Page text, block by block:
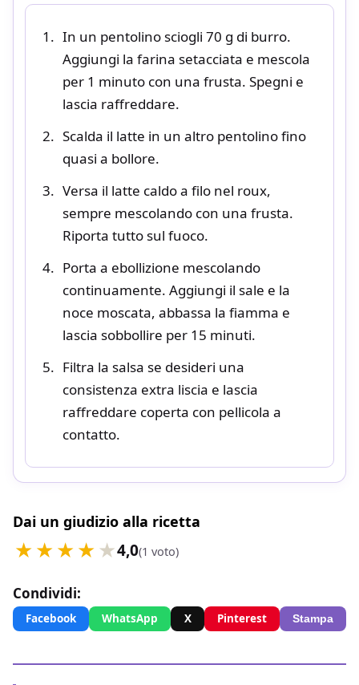
In un pentolino sciogli 70 g di burro.
Aggiungi la farina setacciata e mescola
per 1 minuto con una frusta. Spegni e
lascia raffreddare.
Scalda il latte in un altro pentolino fino
quasi a bollore.
Versa il latte caldo a filo nel roux,
sempre mescolando con una frusta.
Riporta tutto sul fuoco.
Porta a ebollizione mescolando
continuamente. Aggiungi il sale e la
noce moscata, abbassa la fiamma e
lascia sobbollire per 15 minuti.
Filtra la salsa se desideri una
consistenza extra liscia e lascia
raffreddare coperta con pellicola a
contatto.
Dai un giudizio alla ricetta
4,0(1 voto)
Condividi:
Facebook WhatsApp X Pinterest Stampa